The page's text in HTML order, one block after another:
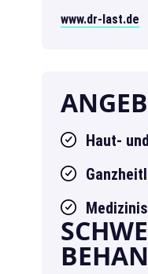
www.dr-last.de
Haut-